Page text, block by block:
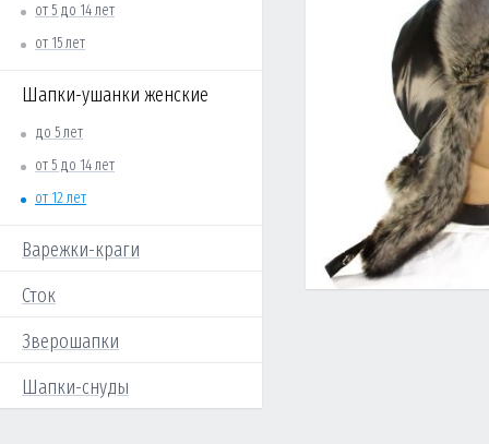
от 5 до 14 лет
от 15 лет
Шапки-ушанки женские
до 5 лет
от 5 до 14 лет
от 12 лет
Варежки-краги
Сток
Зверошапки
Шапки-снуды